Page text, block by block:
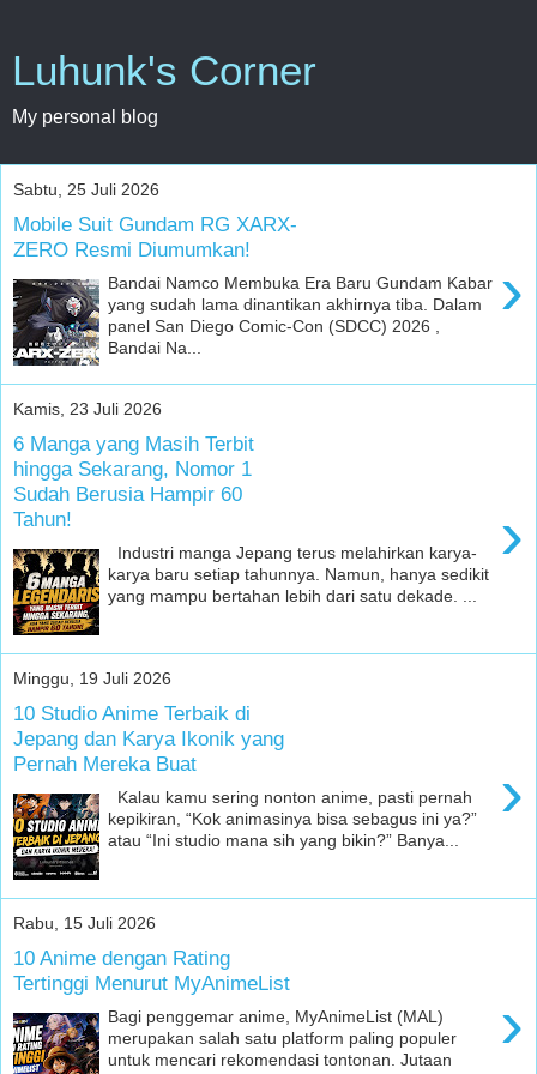
Luhunk's Corner
My personal blog
Sabtu, 25 Juli 2026
Mobile Suit Gundam RG XARX-
ZERO Resmi Diumumkan!
›
Bandai Namco Membuka Era Baru Gundam Kabar
yang sudah lama dinantikan akhirnya tiba. Dalam
panel San Diego Comic-Con (SDCC) 2026 ,
Bandai Na...
Kamis, 23 Juli 2026
6 Manga yang Masih Terbit
hingga Sekarang, Nomor 1
Sudah Berusia Hampir 60
Tahun!
›
Industri manga Jepang terus melahirkan karya-
karya baru setiap tahunnya. Namun, hanya sedikit
yang mampu bertahan lebih dari satu dekade. ...
Minggu, 19 Juli 2026
10 Studio Anime Terbaik di
Jepang dan Karya Ikonik yang
Pernah Mereka Buat
›
Kalau kamu sering nonton anime, pasti pernah
kepikiran, “Kok animasinya bisa sebagus ini ya?”
atau “Ini studio mana sih yang bikin?” Banya...
Rabu, 15 Juli 2026
10 Anime dengan Rating
Tertinggi Menurut MyAnimeList
›
Bagi penggemar anime, MyAnimeList (MAL)
merupakan salah satu platform paling populer
untuk mencari rekomendasi tontonan. Jutaan